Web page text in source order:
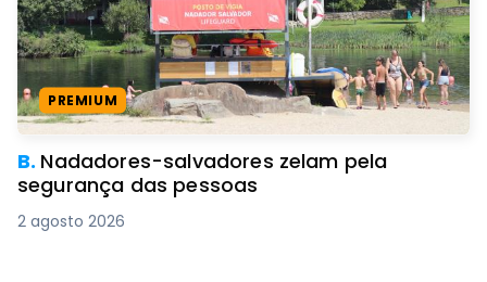
PREMIUM
B. Nadadores-salvadores zelam pela
segurança das pessoas
2 agosto 2026